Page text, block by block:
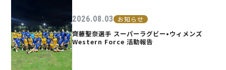
2026.08.03 お知らせ
齊藤聖奈選手 スーパーラグビー•ウィメンズ
Western Force 活動報告